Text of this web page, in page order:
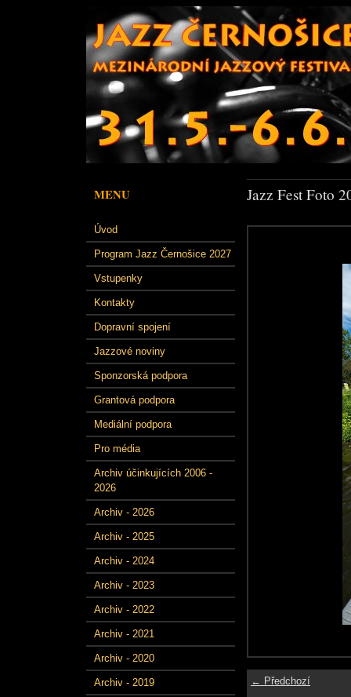
MENU
Úvod
Program Jazz Černošice 2027
Vstupenky
Kontakty
Dopravní spojení
Jazzové noviny
Sponzorská podpora
Grantová podpora
Mediální podpora
Pro média
Archiv účinkujících 2006 -
2026
Archiv - 2026
Archiv - 2025
Archiv - 2024
Archiv - 2023
Archiv - 2022
Archiv - 2021
Archiv - 2020
Archiv - 2019
Jazz Fest Foto
← Předchozí